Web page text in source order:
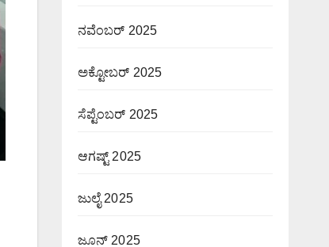
ನವೆಂಬರ್ 2025
ಅಕ್ಟೋಬರ್ 2025
ಸೆಪ್ಟೆಂಬರ್ 2025
ಆಗಷ್ಟ್ 2025
ಜುಲೈ 2025
ಜೂನ್ 2025